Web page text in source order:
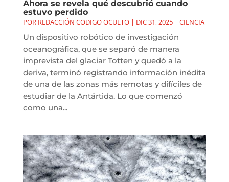
Ahora se revela qué descubrió cuando
estuvo perdido
POR REDACCIÓN CODIGO OCULTO| DIC 31, 2025| CIENCIA
Un dispositivo robótico de investigación
oceanográfica, que se separó de manera
imprevista del glaciar Totten y quedó a la
deriva, terminó registrando información inédita
de una de las zonas más remotas y difíciles de
estudiar de la Antártida. Lo que comenzó
como una...